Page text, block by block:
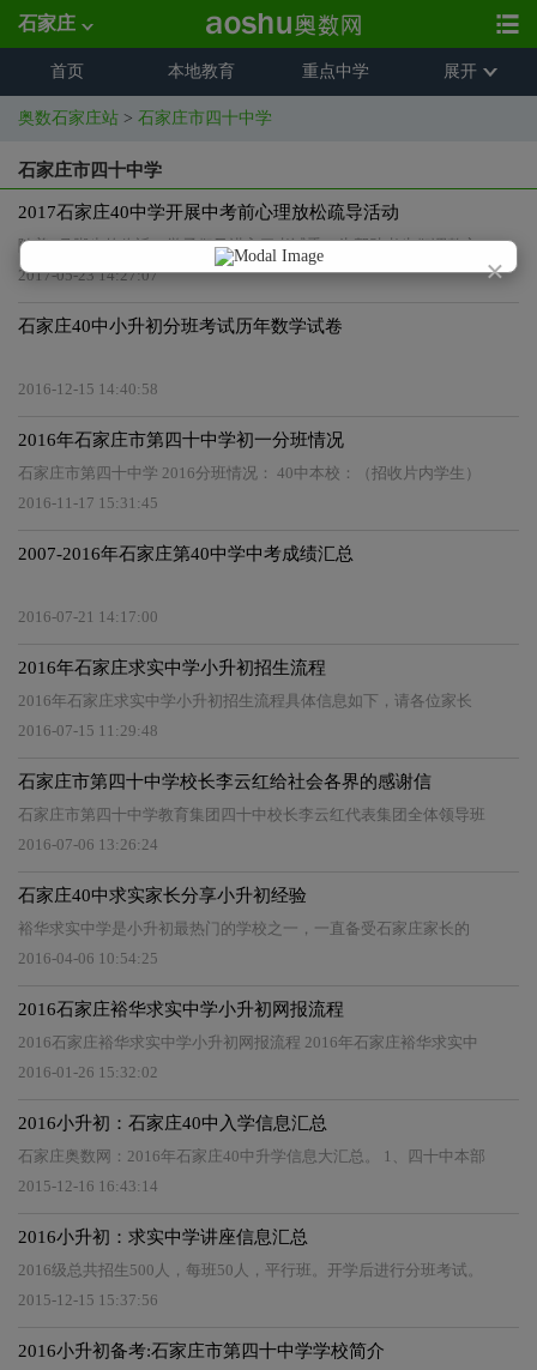
×
石家庄
首页 本地教育 重点中学 展开
奥数石家庄站 > 石家庄市四十中学
石家庄市四十中学
2017石家庄40中学开展中考前心理放松疏导活动
随着6月脚步的临近，学子们又进入了考试季，为帮助考生们调整心
2017-05-23 14:27:07
石家庄40中小升初分班考试历年数学试卷
2016-12-15 14:40:58
2016年石家庄市第四十中学初一分班情况
石家庄市第四十中学 2016分班情况： 40中本校：（招收片内学生）
2016-11-17 15:31:45
2007-2016年石家庄第40中学中考成绩汇总
2016-07-21 14:17:00
2016年石家庄求实中学小升初招生流程
2016年石家庄求实中学小升初招生流程具体信息如下，请各位家长
2016-07-15 11:29:48
石家庄市第四十中学校长李云红给社会各界的感谢信
石家庄市第四十中学教育集团四十中校长李云红代表集团全体领导班
2016-07-06 13:26:24
石家庄40中求实家长分享小升初经验
裕华求实中学是小升初最热门的学校之一，一直备受石家庄家长的
2016-04-06 10:54:25
2016石家庄裕华求实中学小升初网报流程
2016石家庄裕华求实中学小升初网报流程 2016年石家庄裕华求实中
2016-01-26 15:32:02
2016小升初：石家庄40中入学信息汇总
石家庄奥数网：2016年石家庄40中升学信息大汇总。 1、四十中本部
2015-12-16 16:43:14
2016小升初：求实中学讲座信息汇总
2016级总共招生500人，每班50人，平行班。开学后进行分班考试。
2015-12-15 15:37:56
2016小升初备考:石家庄市第四十中学学校简介